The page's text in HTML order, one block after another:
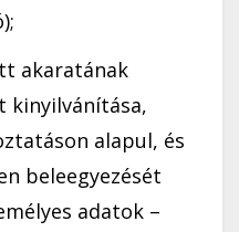
akaratának
kinyilvánítása,
alapul, és
beleegyezését
adatok –